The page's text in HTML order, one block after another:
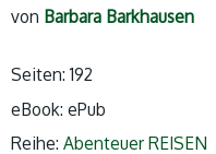
von Barbara Barkhausen
Seiten: 192
eBook: ePub
Reihe: Abenteuer REISEN